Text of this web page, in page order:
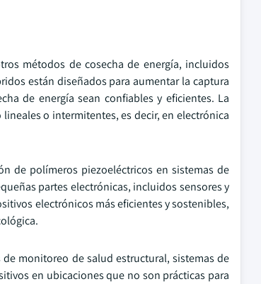
métodos de cosecha de energía, incluidos
están diseñados para aumentar la captura
de energía sean confiables y eficientes. La
o intermitentes, es decir, en electrónica
de polímeros piezoeléctricos en sistemas de
partes electrónicas, incluidos sensores y
electrónicos más eficientes y sostenibles,
monitoreo de salud estructural, sistemas de
en ubicaciones que no son prácticas para